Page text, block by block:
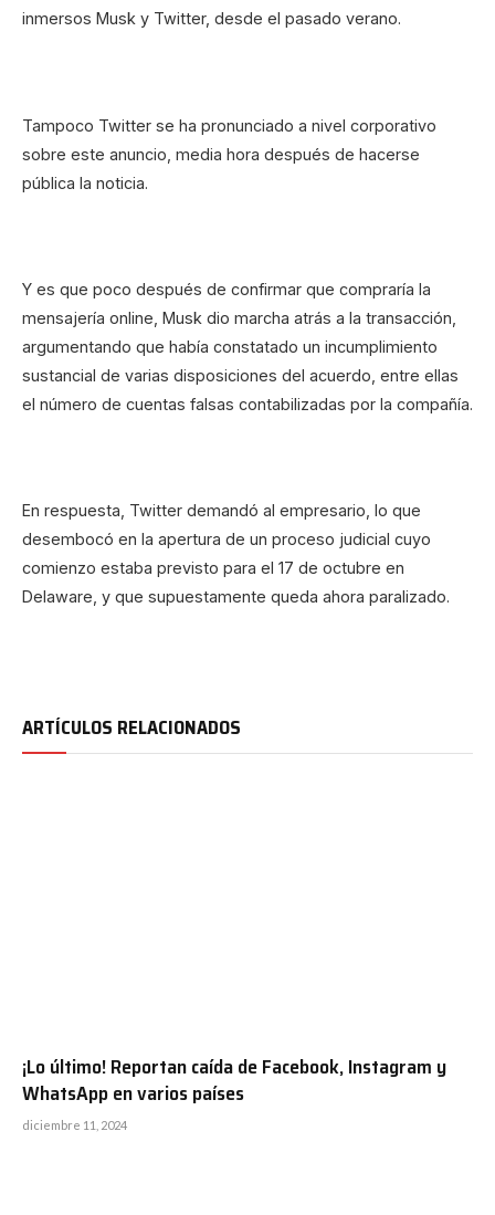
inmersos Musk y Twitter, desde el pasado verano.
Tampoco Twitter se ha pronunciado a nivel corporativo
sobre este anuncio, media hora después de hacerse
pública la noticia.
Y es que poco después de confirmar que compraría la
mensajería online, Musk dio marcha atrás a la transacción,
argumentando que había constatado un incumplimiento
sustancial de varias disposiciones del acuerdo, entre ellas
el número de cuentas falsas contabilizadas por la compañía.
En respuesta, Twitter demandó al empresario, lo que
desembocó en la apertura de un proceso judicial cuyo
comienzo estaba previsto para el 17 de octubre en
Delaware, y que supuestamente queda ahora paralizado.
ARTÍCULOS RELACIONADOS
¡Lo último! Reportan caída de Facebook, Instagram y
WhatsApp en varios países
diciembre 11, 2024